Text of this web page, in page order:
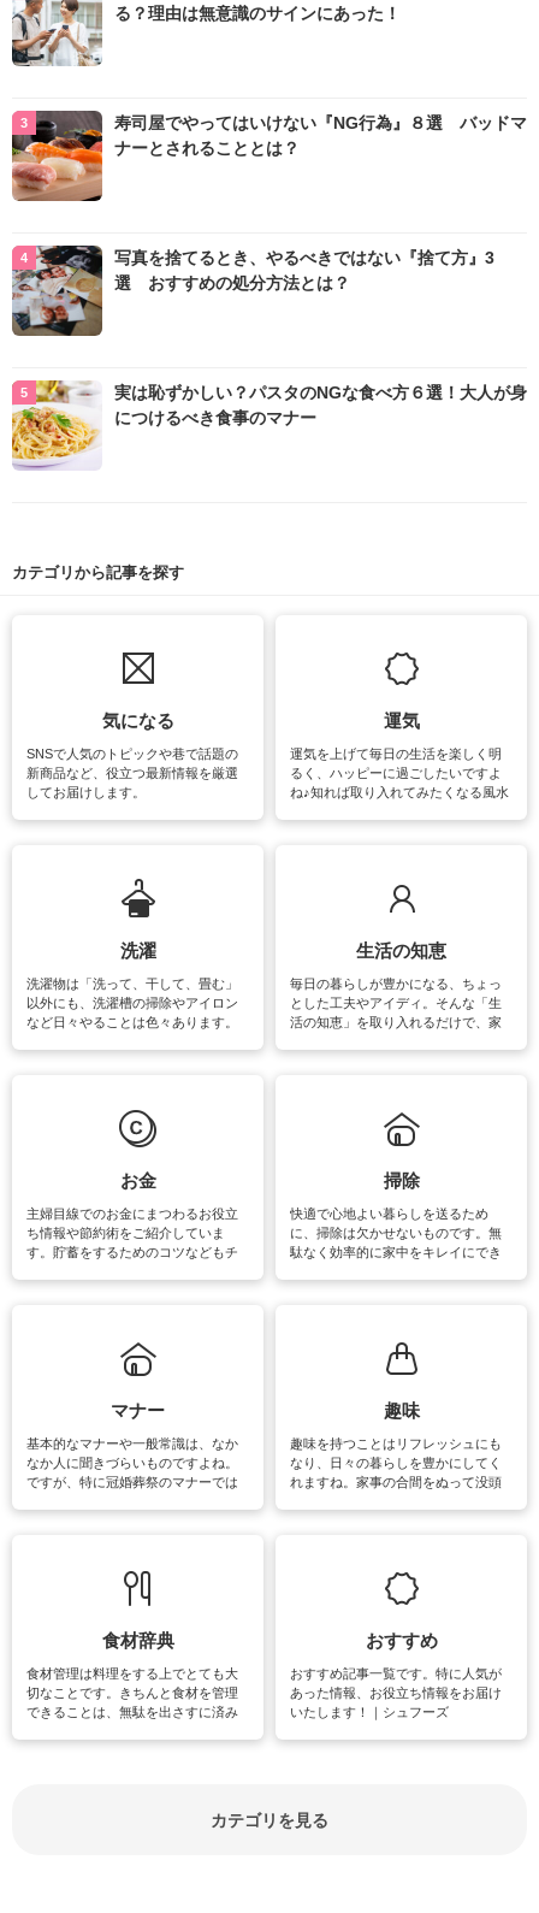
る？理由は無意識のサインにあった！
寿司屋でやってはいけない『NG行為』８選 バッドマ
ナーとされることとは？
写真を捨てるとき、やるべきではない『捨て方』3
選 おすすめの処分方法とは？
実は恥ずかしい？パスタのNGな食べ方６選！大人が身
につけるべき食事のマナー
カテゴリから記事を探す
気になる
SNSで人気のトピックや巷で話題の
新商品など、役立つ最新情報を厳選
してお届けします。
運気
運気を上げて毎日の生活を楽しく明
るく、ハッピーに過ごしたいですよ
ね♪知れば取り入れてみたくなる風水
洗濯
洗濯物は「洗って、干して、畳む」
以外にも、洗濯槽の掃除やアイロン
など日々やることは色々あります。
マットなどの大きな洗濯物も、正し
い洗い方をすれば自宅で洗うことが
報やお悩み解消のための情報をご紹
生活の知恵
毎日の暮らしが豊かになる、ちょっ
とした工夫やアイディ。そんな「生
活の知恵」を取り入れるだけで、家
お金
主婦目線でのお金にまつわるお役立
ち情報や節約術をご紹介していま
す。貯蓄をするためのコツなどもチ
掃除
快適で心地よい暮らしを送るため
に、掃除は欠かせないものです。無
駄なく効率的に家中をキレイにでき
るお悩みを解消できるお役立ち情報
がたくさんあります。
マナー
基本的なマナーや一般常識は、なか
なか人に聞きづらいものですよね。
ですが、特に冠婚葬祭のマナーでは
趣味
趣味を持つことはリフレッシュにも
なり、日々の暮らしを豊かにしてく
れますね。家事の合間をぬって没頭
楽しめそうな趣味に関する情報をご
紹介しています。
食材辞典
食材管理は料理をする上でとても大
切なことです。きちんと食材を管理
できることは、無駄を出さすに済み
おすすめ
おすすめ記事一覧です。特に人気が
あった情報、お役立ち情報をお届け
いたします！｜シュフーズ
カテゴリを見る